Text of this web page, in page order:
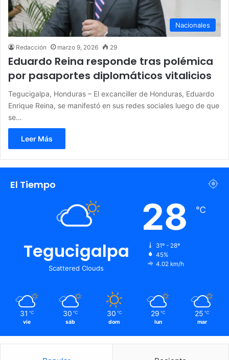
Nacionales
Redacción marzo 9, 2026 29
Eduardo Reina responde tras polémica
por pasaportes diplomáticos vitalicios
Tegucigalpa, Honduras – El excanciller de Honduras, Eduardo
Enrique Reina, se manifestó en sus redes sociales luego de que
se…
Leer Más
El Tiempo
Tegucigalpa
Scattered Clouds
28 ℃
31º - 28º
45%
4.02 km/h
31 ℃
vie
30 ℃
sáb
30 ℃
dom
29 ℃
lun
25 ℃
mar